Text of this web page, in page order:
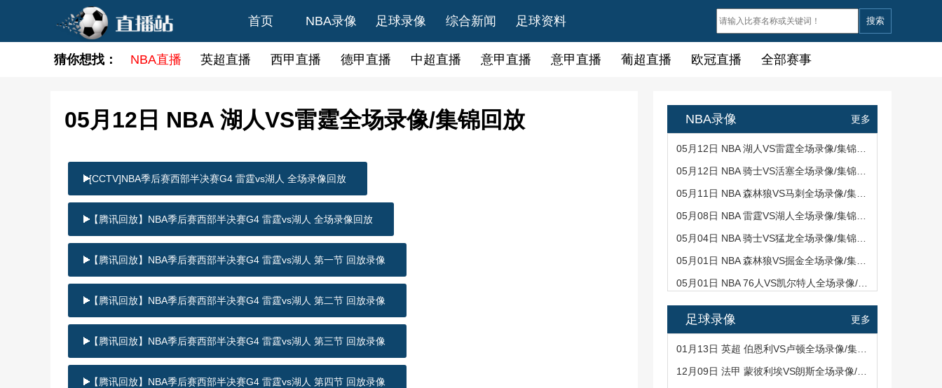
首页 NBA录像 足球录像 综合新闻 足球资料 搜索
猜你想找： NBA直播 英超直播 西甲直播 德甲直播 中超直播 意甲直播 意甲直播 葡超直播 欧冠直播 全部赛事
05月12日 NBA 湖人VS雷霆全场录像/集锦回放
[CCTV]NBA季后赛西部半决赛G4 雷霆vs湖人 全场录像回放
【腾讯回放】NBA季后赛西部半决赛G4 雷霆vs湖人 全场录像回放
【腾讯回放】NBA季后赛西部半决赛G4 雷霆vs湖人 第一节 回放录像
【腾讯回放】NBA季后赛西部半决赛G4 雷霆vs湖人 第二节 回放录像
【腾讯回放】NBA季后赛西部半决赛G4 雷霆vs湖人 第三节 回放录像
【腾讯回放】NBA季后赛西部半决赛G4 雷霆vs湖人 第四节 回放录像
NBA录像 更多
足球录像 更多